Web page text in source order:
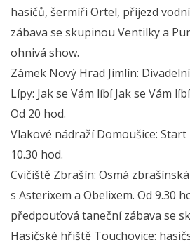
hasičů, šermíři Ortel, příjezd
zábava se skupinou Ventilky a
ohnivá show.
Zámek Nový Hrad Jimlín:
Lípy: Jak se Vám líbí Jak se Vám
Od 20 hod.
Vlakové nádraží Domoušice: Start
10.30 hod.
Cvičiště Zbrašín: Osmá
s Asterixem a Obelixem. Od 9.30
předpouťová taneční zábava se
Hasičské hřiště Touchovice: